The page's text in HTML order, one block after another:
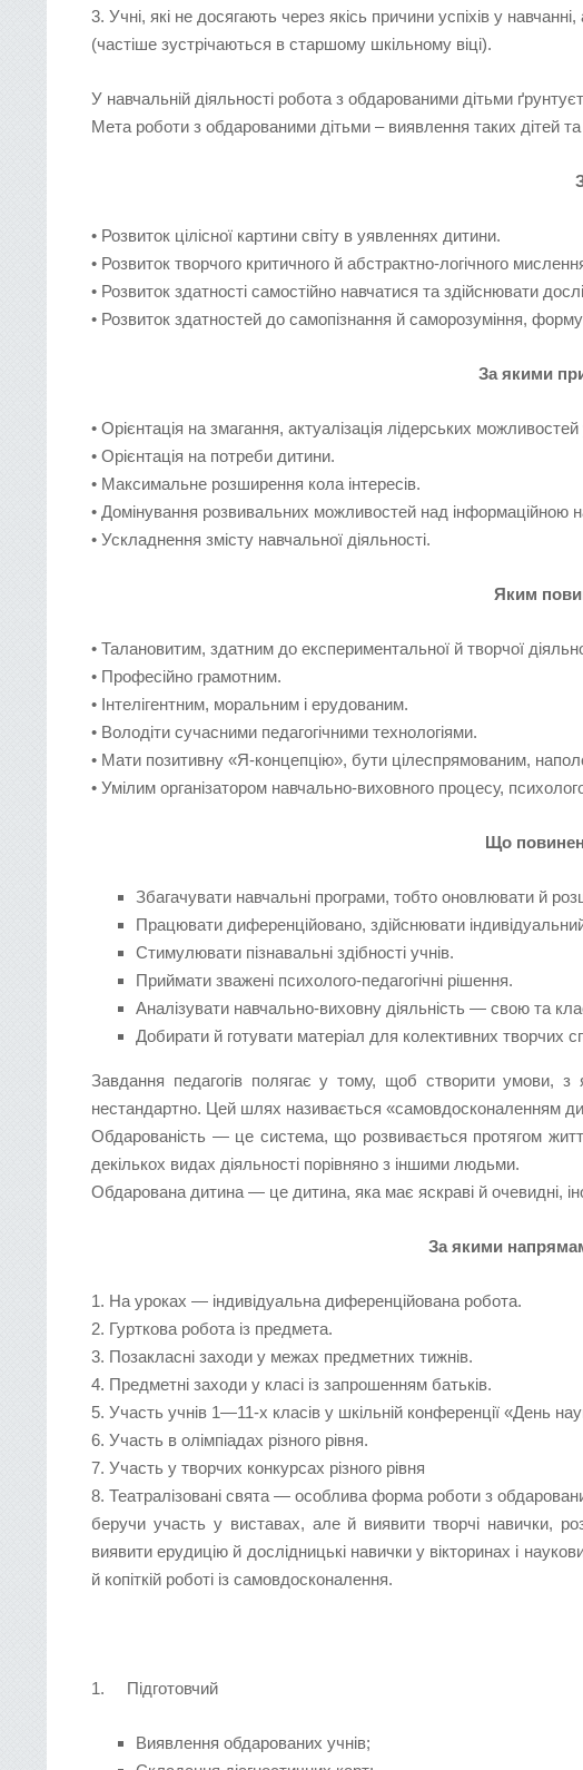
3. Учні, які не досягають через якісь причини успіхів у
(частіше зустрічаються в старшому шкільному віці).
У навчальній діяльності робота з обдарованими дітьми
Мета роботи з обдарованими дітьми – виявлення таких дітей
• Розвиток цілісної картини світу в уявленнях дитини.
• Розвиток творчого критичного й абстрактно-логічного
• Розвиток здатності самостійно навчатися та здійснювати
• Розвиток здатностей до самопізнання й саморозуміння,
За якими
• Орієнтація на змагання, актуалізація лідерських можливостей
• Орієнтація на потреби дитини.
• Максимальне розширення кола інтересів.
• Домінування розвивальних можливостей над інформаційною
• Ускладнення змісту навчальної діяльності.
Яким
• Талановитим, здатним до експериментальної й творчої
• Професійно грамотним.
• Інтелігентним, моральним і ерудованим.
• Володіти сучасними педагогічними технологіями.
• Мати позитивну «Я-концепцію», бути цілеспрямованим,
• Умілим організатором навчально-виховного процесу,
Що
Збагачувати навчальні програми, тобто оновлювати
Працювати диференційовано, здійснювати
Стимулювати пізнавальні здібності учнів.
Приймати зважені психолого-педагогічні рішення.
Аналізувати навчально-виховну діяльність — свою та
Добирати й готувати матеріал для колективних творчих
Завдання педагогів полягає у тому, щоб створити умови,
нестандартно. Цей шлях називається «самовдосконаленням
Обдарованість — це система, що розвивається протягом
декількох видах діяльності порівняно з іншими людьми.
Обдарована дитина — це дитина, яка має яскраві й очевидні,
За якими
1. На уроках — індивідуальна диференційована робота.
2. Гурткова робота із предмета.
3. Позакласні заходи у межах предметних тижнів.
4. Предметні заходи у класі із запрошенням батьків.
5. Участь учнів 1—11-х класів у шкільній конференції «День
6. Участь в олімпіадах різного рівня.
7. Участь у творчих конкурсах різного рівня
8. Театралізовані свята — особлива форма роботи з
беручи участь у виставах, але й виявити творчі навички,
виявити ерудицію й дослідницькі навички у вікторинах і
й копіткій роботі із самовдосконалення.
1. Підготовчий
Виявлення обдарованих учнів;